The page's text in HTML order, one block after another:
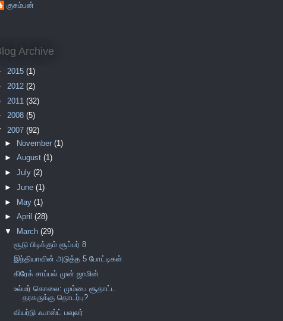
குசும்பன்
Archive
2015 (1)
2012 (2)
2011 (32)
2008 (5)
2007 (92)
► November (1)
► August (1)
► July (2)
► June (1)
► May (1)
► April (28)
▼
March (29)
சூடு பிடிக்கும் சூப்பர் 8
இந்தியாவின் அடுத்த 5 போட்டிகள்
கிரேக் சாப்பல் முன் ஜாமின்
உல்மர் கொலை: மும்பை சூதாட்ட
தரகருக்கு தொடர்பு?
வியர்டு ஃபாஸ்ட் பவுலர்